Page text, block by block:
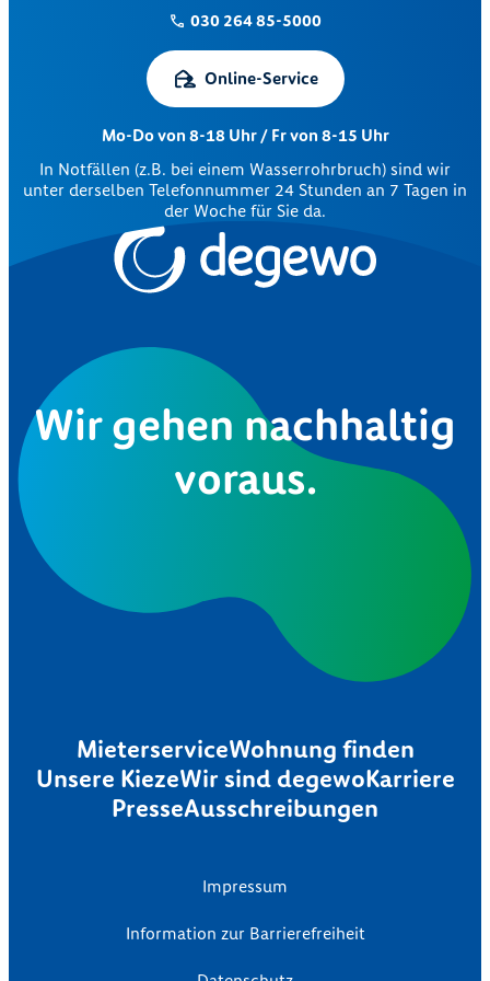
030 264 85-5000
Online-Service
Mo-Do von 8-18 Uhr / Fr von 8-15 Uhr
In Notfällen (z.B. bei einem Wasserrohrbruch) sind wir
unter derselben Telefonnummer 24 Stunden an 7 Tagen in
der Woche für Sie da.
Wir gehen nachhaltig
voraus.
MieterserviceWohnung finden
Unsere KiezeWir sind degewoKarriere
PresseAusschreibungen
Impressum
Information zur Barrierefreiheit